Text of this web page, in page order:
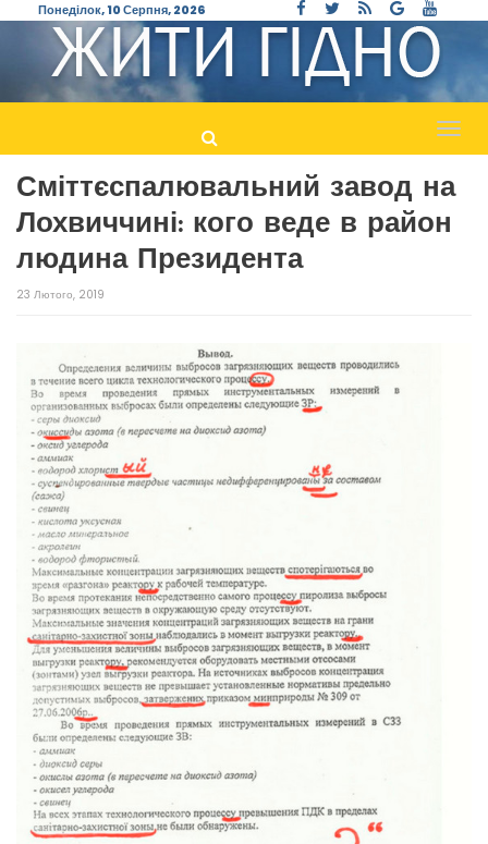
Понеділок, 10 Серпня, 2026
Сміттєспалювальний завод на
Лохвиччині: кого веде в район
людина Президента
23 Лютого, 2019